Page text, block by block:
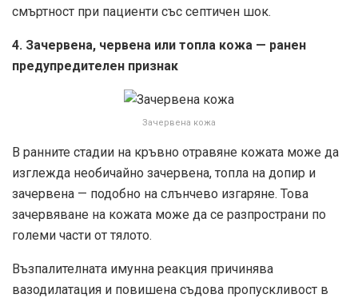
смъртност при пациенти със септичен шок.
4. Зачервена, червена или топла кожа — ранен
предупредителен признак
Зачервена кожа
В ранните стадии на кръвно отравяне кожата може да
изглежда необичайно зачервена, топла на допир и
зачервена — подобно на слънчево изгаряне. Това
зачервяване на кожата може да се разпространи по
големи части от тялото.
Възпалителната имунна реакция причинява
вазодилатация и повишена съдова пропускливост в